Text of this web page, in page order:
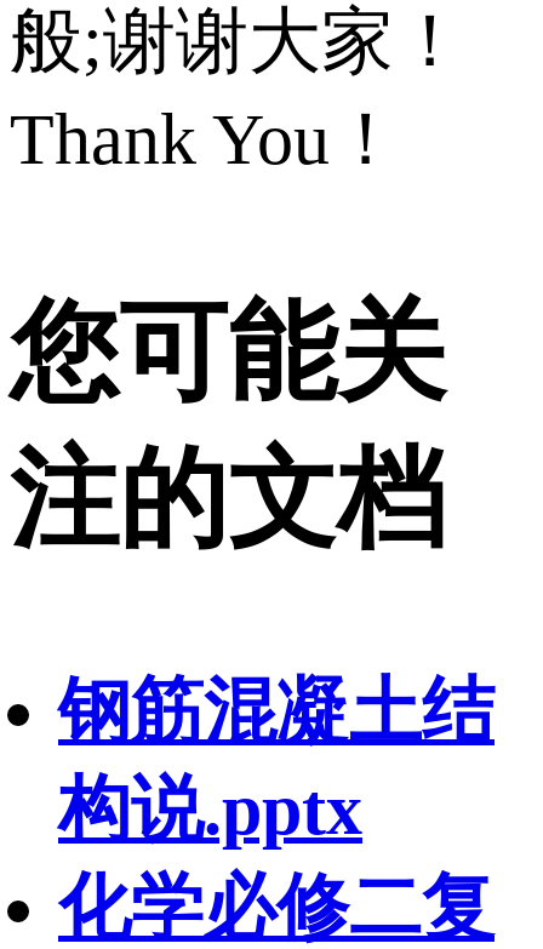
般;谢谢大家！
Thank You！
您可能关
注的文档
钢筋混凝土结
构说.pptx
化学必修二复